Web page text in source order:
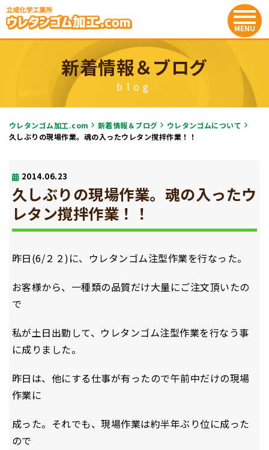
新着情報＆ブログ
blog
ウレタンゴム加工.com 新着情報＆ブログ
ウレタンゴムについて
久しぶりの現場作業。魂の入ったウレタン撹拌作業！！
2014.06.23
久しぶりの現場作業。魂の入ったウ
レタン撹拌作業！！
昨日(6/２２)に、ウレタンゴム注型作業を行なった。
お客様から、一種類の品質だけ大量にご注文頂いたの
で
私が土日出勤して、ウレタンゴム注型作業を行なう事
に成りました。
昨日は、他にする仕事が有ったので午前中だけの現場
作業に
成った。それでも、現場作業は約半年ぶり位に成った
ので